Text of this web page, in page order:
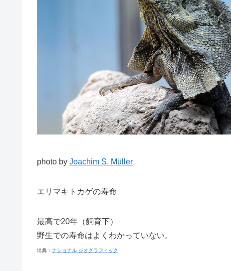
photo by Joachim S. Müller
エリマキトカゲの寿命
最高で20年（飼育下）
野生での寿命はよくわかっていない。
出典： ナショナル ジオグラフィック